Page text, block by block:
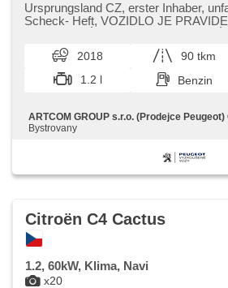
Beifahrerairbagdeaktivierung, hands
Vorderscheiben, El. Spiegel,
höheneinstellbare Fahrersitz,
System, USB, AUX, Autoradio,
Rücksitzbank
Ursprungsland CZ,​ erster Inhaber,​
Scheck​- Heft,​ VOZIDLO JE
2018 90 tkm
1.2 l
Benzin
ARTCOM GROUP s.r.o. (Prodejce Peugeot)
Bystrovany
x20
Citroën C4 Cactus
1.2, 60kW, Klima, Navi